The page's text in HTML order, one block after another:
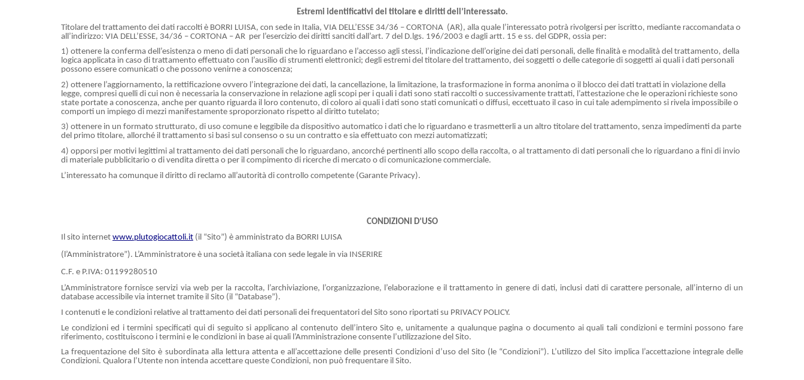
Estremi identificativi del titolare e diritti dell’interessato.
Titolare del trattamento dei dati raccolti è BORRI LUISA, con sede in Italia, VIA DELL’ESSE 34/36 – CORTONA (AR), alla quale l’interessato potrà rivolgersi per iscritto, mediante raccomandata o
all’indirizzo: VIA DELL’ESSE, 34/36 – CORTONA – AR per l’esercizio dei diritti sanciti dall’art. 7 del D.lgs. 196/2003 e dagli artt. 15 e ss. del GDPR, ossia per:
1) ottenere la conferma dell’esistenza o meno di dati personali che lo riguardano e l’accesso agli stessi, l’indicazione dell’origine dei dati personali, delle finalità e modalità del trattamento, della
logica applicata in caso di trattamento effettuato con l’ausilio di strumenti elettronici; degli estremi del titolare del trattamento, dei soggetti o delle categorie di soggetti ai quali i dati personali
possono essere comunicati o che possono venirne a conoscenza;
2) ottenere l’aggiornamento, la rettificazione ovvero l’integrazione dei dati, la cancellazione, la limitazione, la trasformazione in forma anonima o il blocco dei dati trattati in violazione della
legge, compresi quelli di cui non è necessaria la conservazione in relazione agli scopi per i quali i dati sono stati raccolti o successivamente trattati, l’attestazione che le operazioni richieste sono
state portate a conoscenza, anche per quanto riguarda il loro contenuto, di coloro ai quali i dati sono stati comunicati o diffusi, eccettuato il caso in cui tale adempimento si rivela impossibile o
comporti un impiego di mezzi manifestamente sproporzionato rispetto al diritto tutelato;
3) ottenere in un formato strutturato, di uso comune e leggibile da dispositivo automatico i dati che lo riguardano e trasmetterli a un altro titolare del trattamento, senza impedimenti da parte
del primo titolare, allorché il trattamento si basi sul consenso o su un contratto e sia effettuato con mezzi automatizzati;
4) opporsi per motivi legittimi al trattamento dei dati personali che lo riguardano, ancorché pertinenti allo scopo della raccolta, o al trattamento di dati personali che lo riguardano a fini di invio
di materiale pubblicitario o di vendita diretta o per il compimento di ricerche di mercato o di comunicazione commerciale.
L’interessato ha comunque il diritto di reclamo all’autorità di controllo competente (Garante Privacy).
CONDIZIONI D’USO
Il sito internet www.plutogiocattoli.it (il “Sito”) è amministrato da BORRI LUISA
(l’Amministratore”). L’Amministratore è una società italiana con sede legale in via INSERIRE
C.F. e P.IVA: 01199280510
L’Amministratore fornisce servizi via web per la raccolta, l’archiviazione, l’organizzazione, l’elaborazione e il trattamento in genere di dati, inclusi dati di carattere personale, all’interno di un
database accessibile via internet tramite il Sito (il “Database”).
I contenuti e le condizioni relative al trattamento dei dati personali dei frequentatori del Sito sono riportati su PRIVACY POLICY.
Le condizioni ed i termini specificati qui di seguito si applicano al contenuto dell’intero Sito e, unitamente a qualunque pagina o documento ai quali tali condizioni e termini possono fare
riferimento, costituiscono i termini e le condizioni in base ai quali l’Amministrazione consente l’utilizzazione del Sito.
La frequentazione del Sito è subordinata alla lettura attenta e all’accettazione delle presenti Condizioni d’uso del Sito (le “Condizioni”). L’utilizzo del Sito implica l’accettazione integrale delle
Condizioni. Qualora l’Utente non intenda accettare queste Condizioni, non può frequentare il Sito.